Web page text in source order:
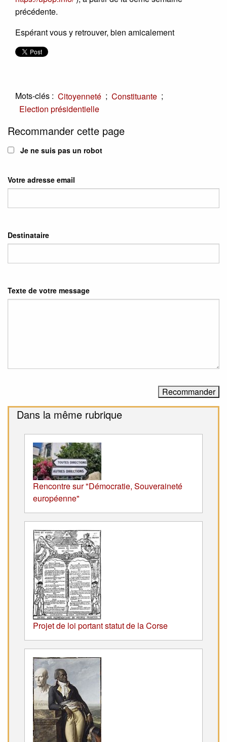
précédente.
Espérant vous y retrouver, bien amicalement
Mots-clés : Citoyenneté ; Constituante ;
Election présidentielle
Recommander cette page
Je ne suis pas un robot
Votre adresse email
Destinataire
Texte de votre message
Dans la même rubrique
Rencontre sur "Démocratie, Souveraineté
européenne"
Projet de loi portant statut de la Corse